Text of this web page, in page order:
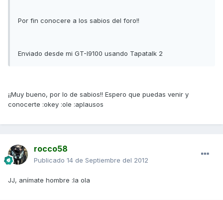
Por fin conocere a los sabios del foro!!
Enviado desde mi GT-I9100 usando Tapatalk 2
¡¡Muy bueno, por lo de sabios!! Espero que puedas venir y
conocerte :okey :ole :aplausos
rocco58
Publicado 14 de Septiembre del 2012
JJ, anímate hombre :la ola